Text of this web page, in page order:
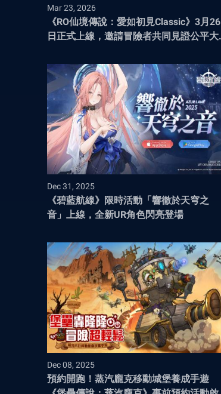
Mar 23, 2026
《RO仙境傳說：愛如初見Classic》3月26
日正式上線，邀請冒險者共同見證公平大
Dec 31, 2025
《碧藍航線》限時活動「響徹於天穹之
音」上線，全新UR角色閃亮登場
Dec 08, 2025
預約開跑！蒸汽龐克移動城堡養成手遊